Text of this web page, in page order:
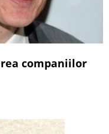
companiilor